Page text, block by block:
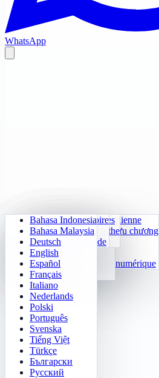
Arithmétique quotidienne
Huấn luyện bảng cửu chương
24 Calcul rapide
Fonctions
Compléter la suite numérique
Sudoku
Klotski numérique
2048
Tetris
Démineur
Gomoku
Éteins les lumières
Quête du labyrinthe
Défi Sokoban
Matrice mémoire
Suivi de cible
Repérage rapide
Bahasa Indonesia
Bahasa Malaysia
Deutsch
English
Español
Français
Italiano
Nederlands
Polski
Português
Svenska
Tiếng Việt
Türkçe
Български
Русский
WhatsApp